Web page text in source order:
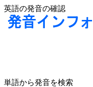
英語の発音の確認
単語から発音を検索